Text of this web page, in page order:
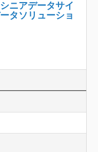
ニアデータサイ
タソリューショ